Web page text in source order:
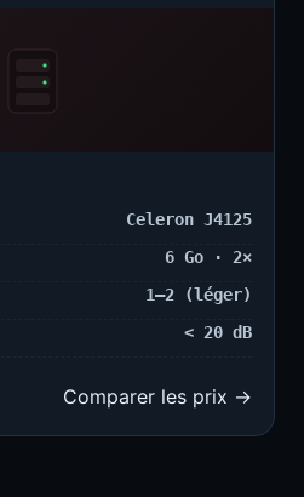
Celeron J4125
6 Go · 2×
1–2 (léger)
< 20 dB
Comparer les prix →